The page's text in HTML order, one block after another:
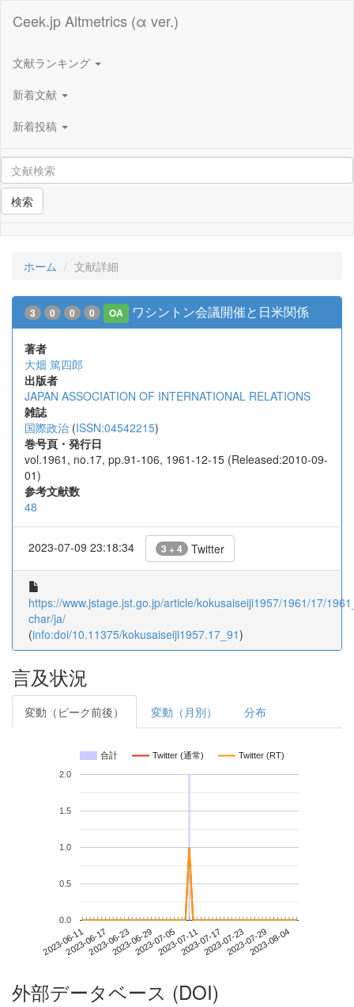
Ceek.jp Altmetrics (α ver.)
文献ランキング
新着文献
新着投稿
検索
ホーム 文献詳細
3 0 0 0 OA ワシントン会議開催と日米関係
著者
大畑 篤四郎
出版者
JAPAN ASSOCIATION OF INTERNATIONAL RELATIONS
雑誌
国際政治 (ISSN:04542215)
巻号頁・発行日
vol.1961, no.17, pp.91-106, 1961-12-15 (Released:2010-09-
01)
参考文献数
48
2023-07-09 23:18:34 3 + 4 Twitter
https://www.jstage.jst.go.jp/article/kokusaiseiji1957/1961/17/
char/ja/
(info:doi/10.11375/kokusaiseiji1957.17_91)
言及状況
変動（ピーク前後） 変動（月別） 分布
合計 Twitter (通常) Twitter (RT)
2023-06-112023-06-172023-06-232023-06-292023-07-052023-07-112023-07-172023-07-232023-07-292023-08-04
0.0
0.5
1.0
1.5
2.0
外部データベース (DOI)